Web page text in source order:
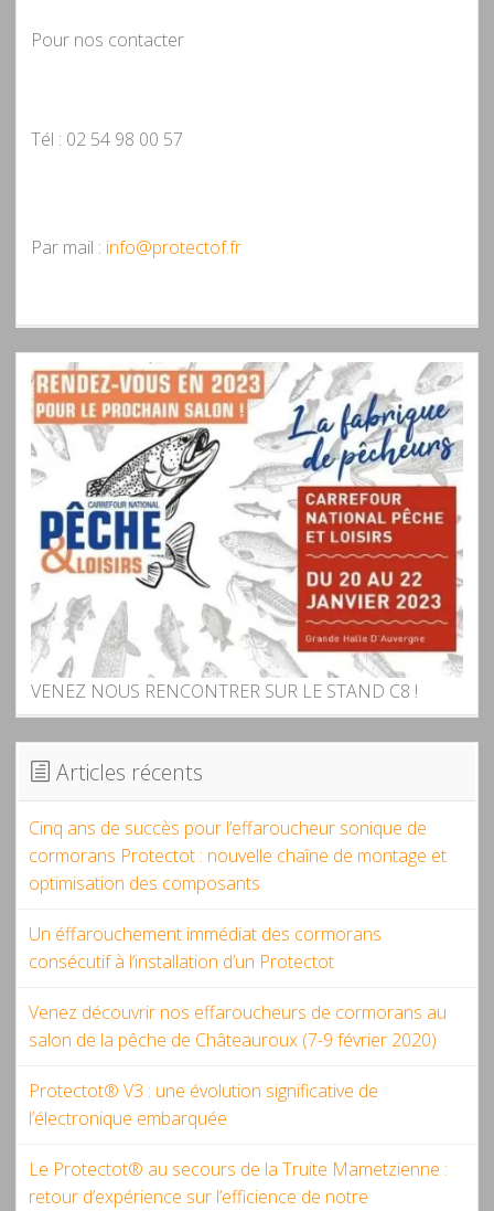
Pour nos contacter
Tél : 02 54 98 00 57
Par mail : info@protectof.fr
VENEZ NOUS RENCONTRER SUR LE STAND C8 !
Articles récents
Cinq ans de succès pour l’effaroucheur sonique de
cormorans Protectot : nouvelle chaîne de montage et
optimisation des composants
Un éffarouchement immédiat des cormorans
consécutif à l’installation d’un Protectot
Venez découvrir nos effaroucheurs de cormorans au
salon de la pêche de Châteauroux (7-9 février 2020)
Protectot® V3 : une évolution significative de
l’électronique embarquée
Le Protectot® au secours de la Truite Mametzienne :
retour d’expérience sur l’efficience de notre